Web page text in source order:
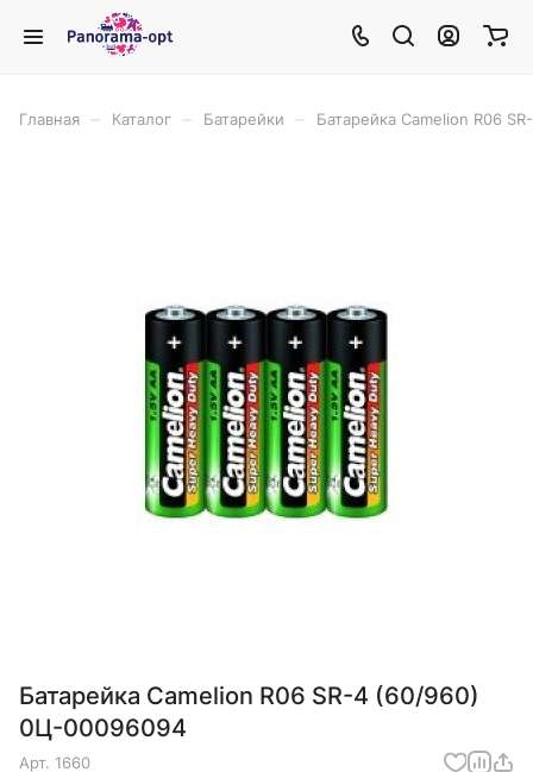
Главная Каталог Батарейки Батарейка Camelion R06
Батарейка Camelion R06 SR-4 (60/960)
0Ц-00096094
Арт. 1660